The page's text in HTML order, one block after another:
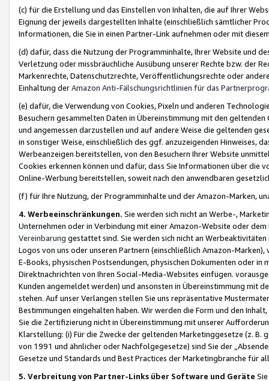
(c) für die Erstellung und das Einstellen von Inhalten, die auf Ihrer
Eignung der jeweils dargestellten Inhalte (einschließlich sämtlicher
Informationen, die Sie in einen Partner-Link aufnehmen oder mit
(d) dafür, dass die Nutzung der Programminhalte, Ihrer Website und
Verletzung oder missbräuchliche Ausübung unserer Rechte bzw. der
Markenrechte, Datenschutzrechte, Veröffentlichungsrechte oder
Einhaltung derAmazon Anti-Fälschungsrichtlinien für das
(e) dafür, die Verwendung von Cookies, Pixeln und anderen
Besuchern gesammelten Daten in Übereinstimmung mit den
und angemessen darzustellen und auf andere Weise die geltenden
in sonstiger Weise, einschließlich des ggf. anzuzeigenden Hinweises,
Werbeanzeigen bereitstellen, von den Besuchern Ihrer Website
Cookies erkennen können und dafür, dass Sie Informationen über die
Online-Werbung bereitstellen, soweit nach den anwendbaren
(f) für Ihre Nutzung, der Programminhalte und der Amazon-Marken,
4. Werbeeinschränkungen. Sie werden sich nicht an Werbe-,
Unternehmen oder in Verbindung mit einer Amazon-Website oder
Vereinbarung gestattet sind. Sie werden sich nicht an
Logos von uns oder unseren Partnern (einschließlich Amazon-
E-Books, physischen Postsendungen, physischen Dokumenten oder in
Direktnachrichten von Ihren Social-Media-Websites einfügen.
Kunden angemeldet werden) und ansonsten in Übereinstimmung mit
stehen. Auf unser Verlangen stellen Sie uns repräsentative
Bestimmungen eingehalten haben. Wir werden die Form und den
Sie die Zertifizierung nicht in Übereinstimmung mit unserer
Klarstellung: (i) Für die Zwecke der geltenden Marketinggesetze (z. B.
von 1991 und ähnlicher oder Nachfolgegesetze) sind Sie der
Gesetze und Standards und Best Practices der Marketingbranche für
5. Verbreitung von Partner-Links über Software und Geräte